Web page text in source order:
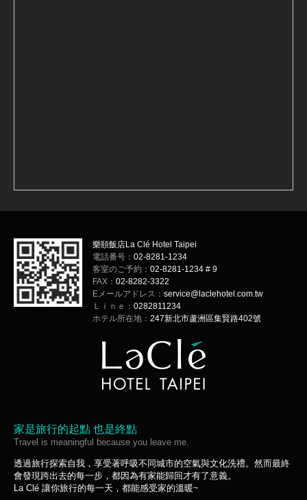
樂頤飯店La Clé Hotel Taipei
電話番号： 02-8281-1234
客室のご予約： 02-8281-1234 # 9
FAX： 02-8282-3322
Eメールアドレス： service@laclehotel.com.tw
Ｌｉｎｅ： 0282811234
ホテル所在地： 247新北市蘆洲區集賢路402號
家是旅行的起點 也是終點
Travel is meaningful because you leave me.
透過旅行探索自我，享受著呼吸不同城市的空氣與文化洗禮。然而最終
會發現跨出去的每一步，都因為有家能歸回才有了意義。
La Clé 讓你旅行的每一天，都能感受家的溫暖~